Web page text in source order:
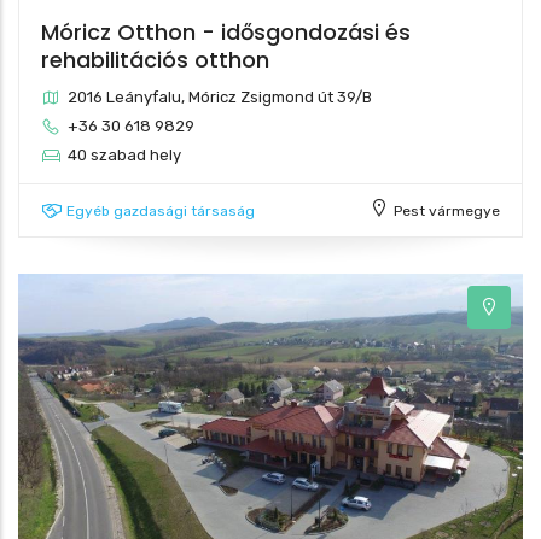
Móricz Otthon - idősgondozási és
rehabilitációs otthon
2016 Leányfalu, Móricz Zsigmond út 39/B
+36 30 618 9829
40 szabad hely
Egyéb gazdasági társaság Pest vármegye